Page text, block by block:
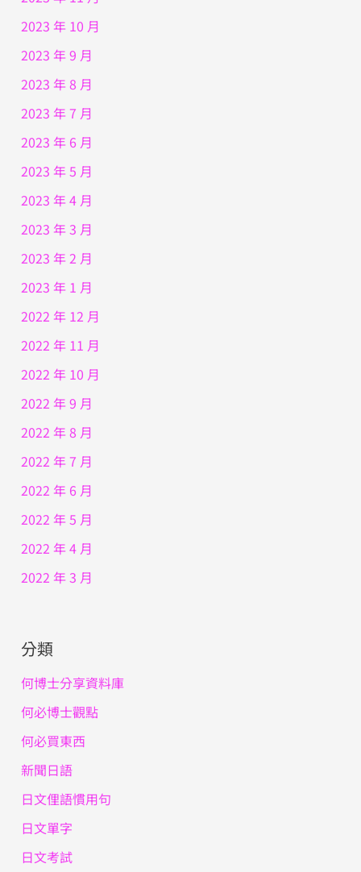
2023 年 10 月
2023 年 9 月
2023 年 8 月
2023 年 7 月
2023 年 6 月
2023 年 5 月
2023 年 4 月
2023 年 3 月
2023 年 2 月
2023 年 1 月
2022 年 12 月
2022 年 11 月
2022 年 10 月
2022 年 9 月
2022 年 8 月
2022 年 7 月
2022 年 6 月
2022 年 5 月
2022 年 4 月
2022 年 3 月
分類
何博士分享資料庫
何必博士觀點
何必買東西
新聞日語
日文俚語慣用句
日文單字
日文考試